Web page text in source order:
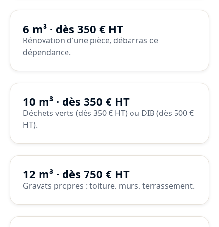
6 m³ · dès 350 € HT
Rénovation d'une pièce, débarras de
dépendance.
10 m³ · dès 350 € HT
Déchets verts (dès 350 € HT) ou DIB (dès 500 €
HT).
12 m³ · dès 750 € HT
Gravats propres : toiture, murs, terrassement.